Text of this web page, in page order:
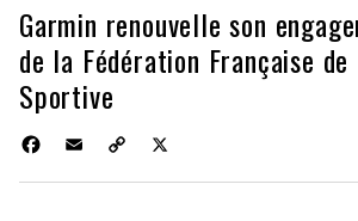
Garmin renouvelle son
de la Fédération Française de
Sportive